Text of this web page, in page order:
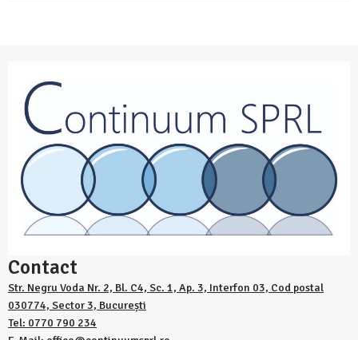
Contact
Str. Negru Voda Nr. 2, Bl. C4, Sc. 1, Ap. 3, Interfon 03, Cod postal
030774, Sector 3, București
Tel: 0770 790 234